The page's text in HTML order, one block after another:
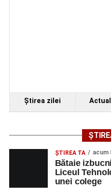
Ştirea zilei
ŞTIREA TA acum
Bătaie
Liceul
unei colege